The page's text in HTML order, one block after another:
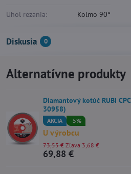
Uhol rezania: Kolmo 90°
Diskusia 0
Alternatívne produkty
Diamantový kotúč RUBI
30958)
AKCIA -5%
U výrobcu
69,88 €
73,55 € Zľava 3,68 €